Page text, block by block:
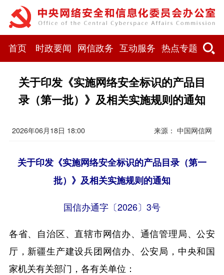
首页 时政要闻 网信政务 互动服务 热点专题
关于印发《实施网络安全标识的产品目
录（第一批）》及相关实施规则的通知
2026年06月18日 18:00 来源：中国网信网
关于印发《实施网络安全标识的产品目录（第一
批）》及相关实施规则的通知
国信办通字〔2026〕3号
各省、自治区、直辖市网信办、通信管理局、公安
厅，新疆生产建设兵团网信办、公安局，中央和国
家机关有关部门，各有关单位：